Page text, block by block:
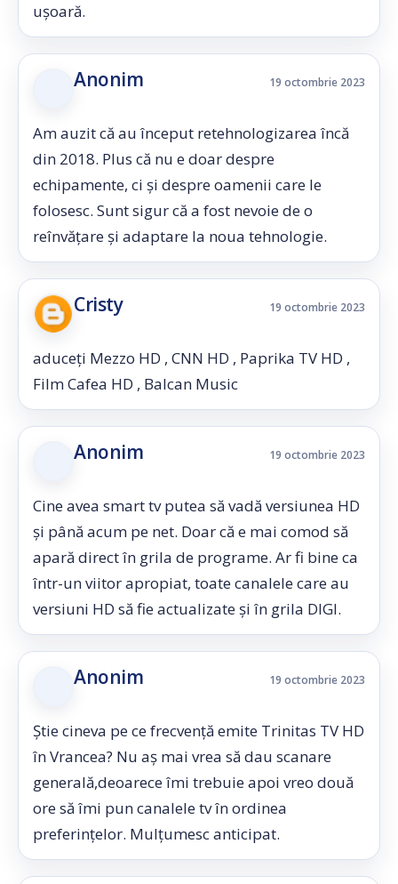
ușoară.
Anonim 19 octombrie 2023
Am auzit că au început retehnologizarea încă
din 2018. Plus că nu e doar despre
echipamente, ci și despre oamenii care le
folosesc. Sunt sigur că a fost nevoie de o
reînvățare și adaptare la noua tehnologie.
Cristy 19 octombrie 2023
aduceți Mezzo HD , CNN HD , Paprika TV HD ,
Film Cafea HD , Balcan Music
Anonim 19 octombrie 2023
Cine avea smart tv putea să vadă versiunea HD
și până acum pe net. Doar că e mai comod să
apară direct în grila de programe. Ar fi bine ca
într-un viitor apropiat, toate canalele care au
versiuni HD să fie actualizate și în grila DIGI.
Anonim 19 octombrie 2023
Știe cineva pe ce frecvență emite Trinitas TV HD
în Vrancea? Nu aș mai vrea să dau scanare
generală,deoarece îmi trebuie apoi vreo două
ore să îmi pun canalele tv în ordinea
preferințelor. Mulțumesc anticipat.